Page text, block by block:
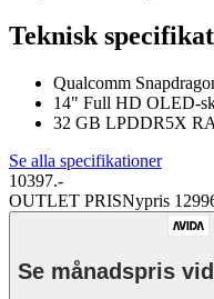
Teknisk
Qualcomm
14" Full HD OLED-
32 GB LPDDR5X
Se alla specifikationer
10397.-
OUTLET PRISNypris
Se månadspris